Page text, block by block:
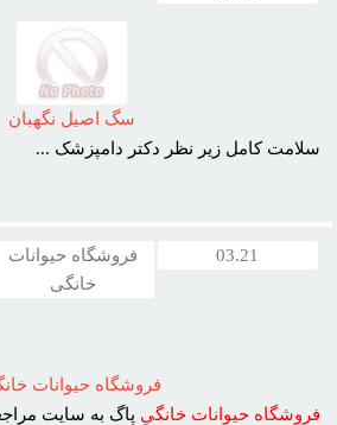
سگ اصيل نگهبان
سلامت کامل زير نظر دکتر دامپزشک ...
03.21
فروشگاه حیوانات
خانگی
فروشگاه حيوانات
فروشگاه حيوانات خانگي پاگ به سايت